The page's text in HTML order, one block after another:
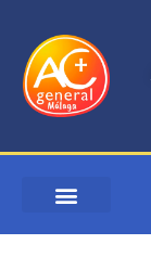
contenido